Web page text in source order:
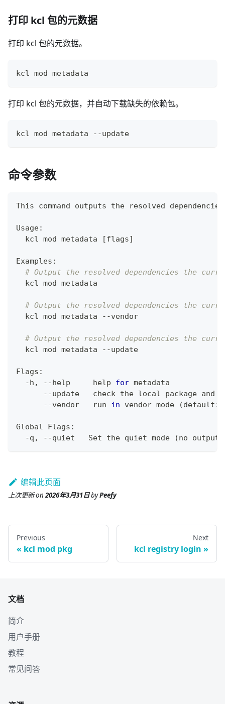
打印 kcl 包的元数据
打印 kcl 包的元数据。
kcl mod metadata
打印 kcl 包的元数据，并自动下载缺失的依赖包。
kcl mod metadata --update
命令参数
This command outputs the resolved
Usage:
  kcl mod metadata
[flags]
Examples:
# Output the resolved dependencies the
  kcl mod metadata
# Output the resolved dependencies the
  kcl mod metadata --vendor
# Output the resolved dependencies the
  kcl mod metadata --update
Flags:
  -h, --help
help for metadata
      --update   check the
local package and
      --vendor   run
in vendor mode (default:
Global Flags:
  -q, --quiet   Set the quiet mode
(no output
编辑此页面
上次更新on2026年3月31日byPeefy
Previous
kcl mod pkg
Next
kcl registry login
文档
简介
用户手册
教程
常见问答